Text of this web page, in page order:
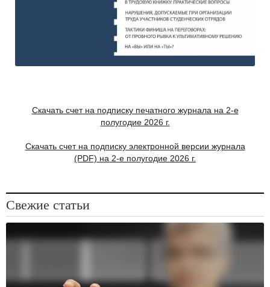
Скачать счет на подписку печатного журнала на 2-е
полугодие 2026 г.
Скачать счет на подписку электронной версии журнала
(PDF) на 2-е полугодие 2026 г.
Свежие статьи